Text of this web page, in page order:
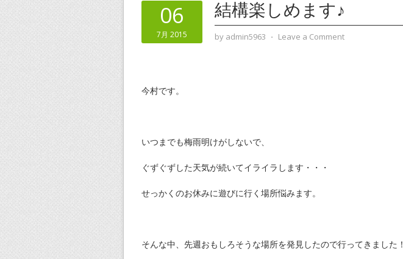
06
7月 2015
結構楽しめます♪
by admin5963 ⋅ Leave a Comment
今村です。
いつまでも梅雨明けがしないで、
ぐずぐずした天気が続いてイライラします・・・
せっかくのお休みに遊びに行く場所悩みます。
そんな中、先週おもしろそうな場所を発見したので行ってきました！